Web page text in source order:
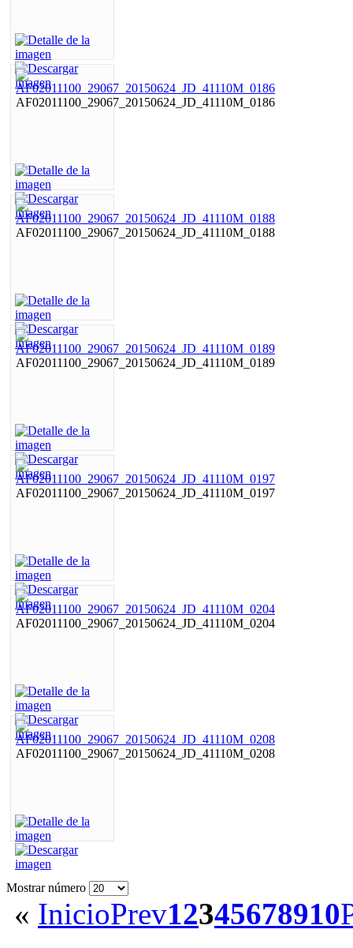
AF02011100_29067_20150624_JD_41110M_0186
AF02011100_29067_20150624_JD_41110M_0188
AF02011100_29067_20150624_JD_41110M_0189
AF02011100_29067_20150624_JD_41110M_0197
AF02011100_29067_20150624_JD_41110M_0204
AF02011100_29067_20150624_JD_41110M_0208
Mostrar número
« InicioPrev12345678910